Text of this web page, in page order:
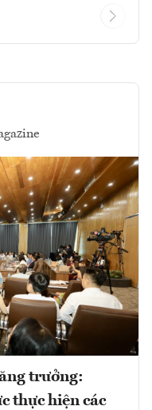
trưởng:
thực hiện các